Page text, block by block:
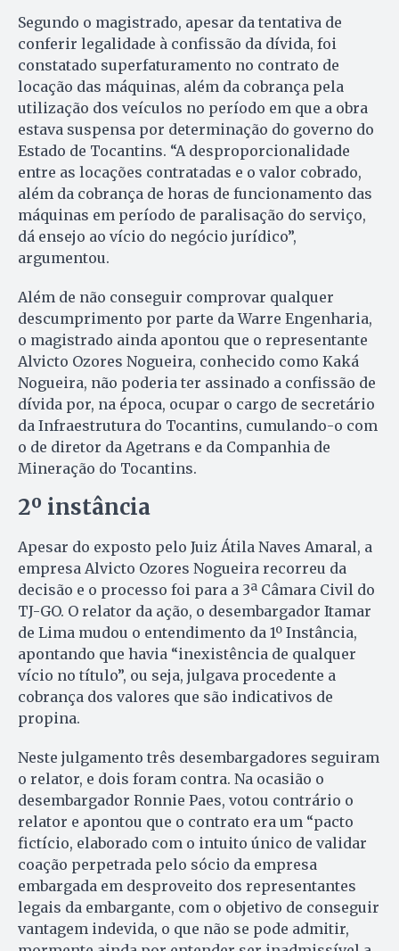
Segundo o magistrado, apesar da tentativa de
conferir legalidade à confissão da dívida, foi
constatado superfaturamento no contrato de
locação das máquinas, além da cobrança pela
utilização dos veículos no período em que a obra
estava suspensa por determinação do governo do
Estado de Tocantins. “A desproporcionalidade
entre as locações contratadas e o valor cobrado,
além da cobrança de horas de funcionamento das
máquinas em período de paralisação do serviço,
dá ensejo ao vício do negócio jurídico”,
argumentou.
Além de não conseguir comprovar qualquer
descumprimento por parte da Warre Engenharia,
o magistrado ainda apontou que o representante
Alvicto Ozores Nogueira, conhecido como Kaká
Nogueira, não poderia ter assinado a confissão de
dívida por, na época, ocupar o cargo de secretário
da Infraestrutura do Tocantins, cumulando-o com
o de diretor da Agetrans e da Companhia de
Mineração do Tocantins.
2º instância
Apesar do exposto pelo Juiz Átila Naves Amaral, a
empresa Alvicto Ozores Nogueira recorreu da
decisão e o processo foi para a 3ª Câmara Civil do
TJ-GO. O relator da ação, o desembargador Itamar
de Lima mudou o entendimento da 1º Instância,
apontando que havia “inexistência de qualquer
vício no título”, ou seja, julgava procedente a
cobrança dos valores que são indicativos de
propina.
Neste julgamento três desembargadores seguiram
o relator, e dois foram contra. Na ocasião o
desembargador Ronnie Paes, votou contrário o
relator e apontou que o contrato era um “pacto
fictício, elaborado com o intuito único de validar
coação perpetrada pelo sócio da empresa
embargada em desproveito dos representantes
legais da embargante, com o objetivo de conseguir
vantagem indevida, o que não se pode admitir,